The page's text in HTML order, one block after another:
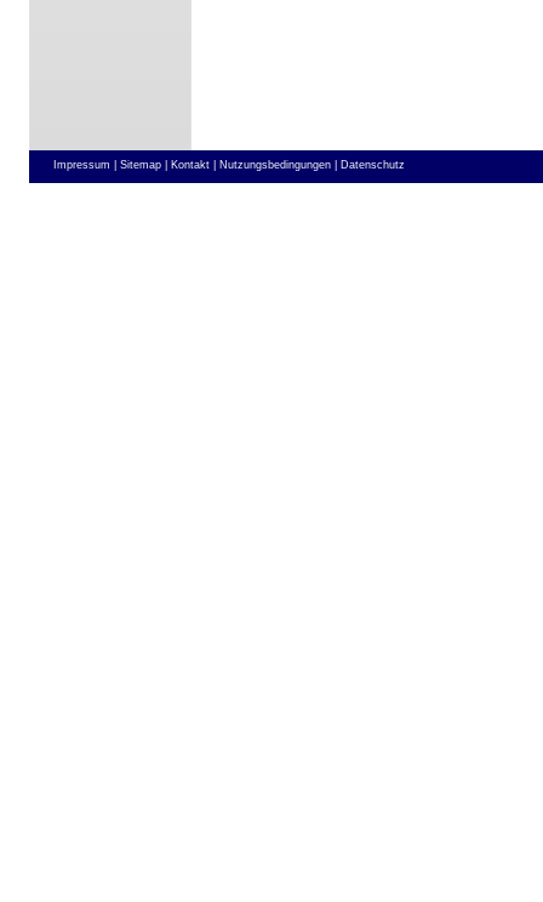
Impressum | Sitemap | Kontakt | Nutzungsbedingungen | Datenschutz